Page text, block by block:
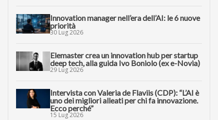
Innovation manager nell’era dell’AI: le 6 nuove
priorità
30 Lug 2026
Elemaster crea un innovation hub per startup
deep tech, alla guida Ivo Boniolo (ex e-Novia)
29 Lug 2026
Intervista con Valeria de Flaviis (CDP): “L’AI è
uno dei migliori alleati per chi fa innovazione.
Ecco perché”
15 Lug 2026